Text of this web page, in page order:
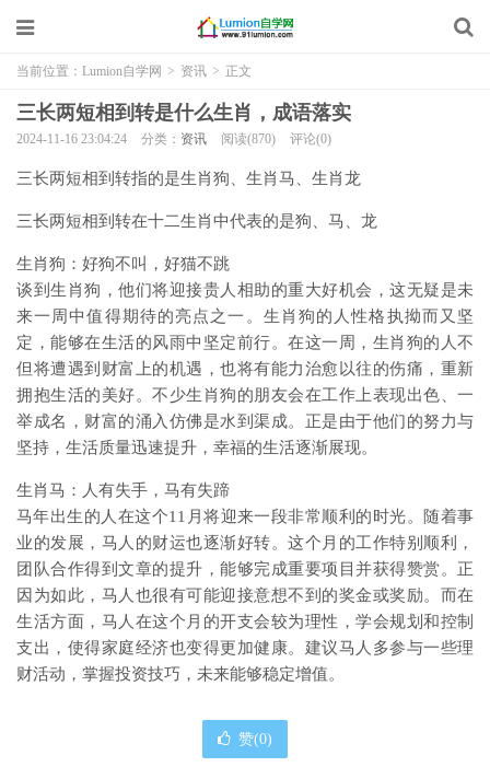
当前位置： Lumion自学网 > 资讯 > 正文
三长两短相到转是什么生肖，成语落实
2024-11-16 23:04:24 分类： 资讯 阅读(870) 评论(0)
三长两短相到转指的是生肖狗、生肖马、生肖龙
三长两短相到转在十二生肖中代表的是狗、马、龙
生肖狗：好狗不叫，好猫不跳
谈到生肖狗，他们将迎接贵人相助的重大好机会，这无疑是未
来一周中值得期待的亮点之一。生肖狗的人性格执拗而又坚
定，能够在生活的风雨中坚定前行。在这一周，生肖狗的人不
但将遭遇到财富上的机遇，也将有能力治愈以往的伤痛，重新
拥抱生活的美好。不少生肖狗的朋友会在工作上表现出色、一
举成名，财富的涌入仿佛是水到渠成。正是由于他们的努力与
坚持，生活质量迅速提升，幸福的生活逐渐展现。
生肖马：人有失手，马有失蹄
马年出生的人在这个11月将迎来一段非常顺利的时光。随着事
业的发展，马人的财运也逐渐好转。这个月的工作特别顺利，
团队合作得到文章的提升，能够完成重要项目并获得赞赏。正
因为如此，马人也很有可能迎接意想不到的奖金或奖励。而在
生活方面，马人在这个月的开支会较为理性，学会规划和控制
支出，使得家庭经济也变得更加健康。建议马人多参与一些理
财活动，掌握投资技巧，未来能够稳定增值。
赞(0)